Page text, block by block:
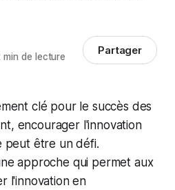
de lecture Partager
clé pour le succès des
encourager l'innovation
peut être un défi.
approche qui permet aux
l'innovation en